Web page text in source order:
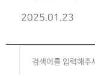
도전하셨습니다.
2025.01.23